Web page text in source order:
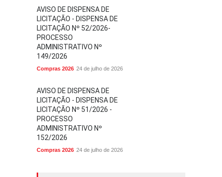
AVISO DE DISPENSA DE
LICITAÇÃO - DISPENSA DE
LICITAÇÃO Nº 52/2026-
PROCESSO
ADMINISTRATIVO Nº
149/2026
Compras 2026 24 de julho de 2026
AVISO DE DISPENSA DE
LICITAÇÃO - DISPENSA DE
LICITAÇÃO Nº 51/2026 -
PROCESSO
ADMINISTRATIVO Nº
152/2026
Compras 2026 24 de julho de 2026